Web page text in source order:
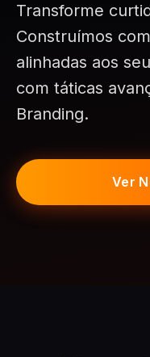
Transforme
Construímos
alinhadas aos
com táticas
Branding.
Ver